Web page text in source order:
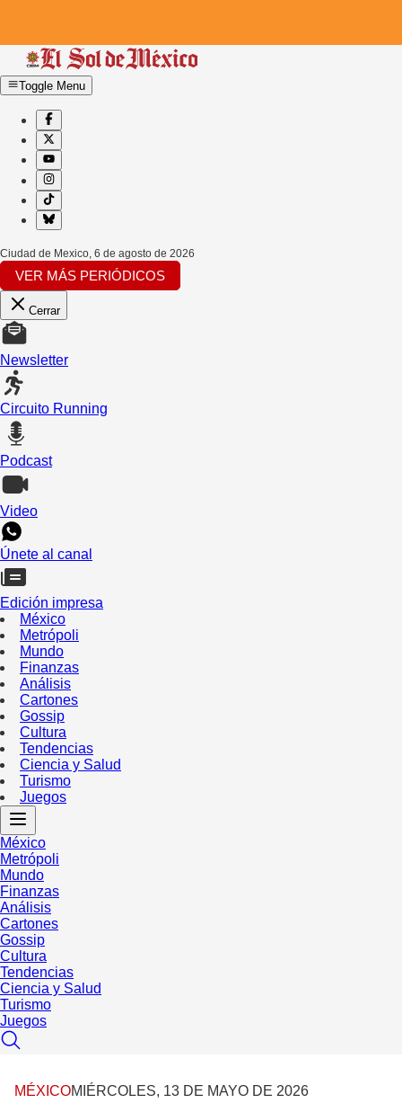
Toggle Menu
Ciudad de Mexico, 6 de agosto de 2026
VER MÁS PERIÓDICOS
Cerrar
Newsletter
Circuito Running
Podcast
Video
Únete al canal
Edición impresa
México
Metrópoli
Mundo
Finanzas
Análisis
Cartones
Gossip
Cultura
Tendencias
Ciencia y Salud
Turismo
Juegos
México
Metrópoli
Mundo
Finanzas
Análisis
Cartones
Gossip
Cultura
Tendencias
Ciencia y Salud
Turismo
Juegos
MÉXICOMIÉRCOLES, 13 DE MAYO DE 2026